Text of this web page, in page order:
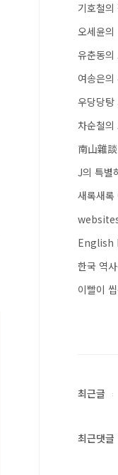
기호철
오세윤
유춘동의
여송은
우당당탕
차순철의
南山雜談
J의 특별
새록새록
English
한국 역
이빨이
최근글
최근댓글